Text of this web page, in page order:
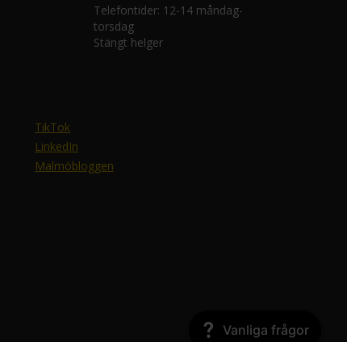
Telefontider: 12-14 måndag-
torsdag
Stängt helger
TikTok
LinkedIn
Malmöbloggen
Vanliga frågor